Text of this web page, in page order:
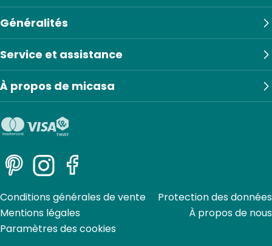
Généralités
Service et assistance
À propos de micasa
PinterestInstagramFacebook
Conditions générales de vente
Protection des données
Mentions légales
À propos de nous
Paramètres des cookies